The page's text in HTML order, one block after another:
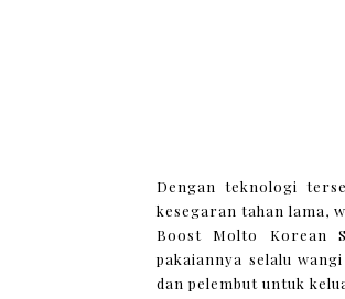
Dengan teknologi
kesegaran tahan lama,
Boost Molto Korean
pakaiannya selalu
dan pelembut untuk